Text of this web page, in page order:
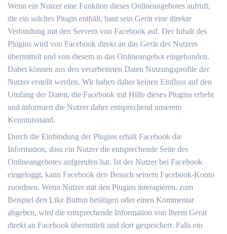
Wenn ein Nutzer eine Funktion dieses Onlineangebotes aufruft,
die ein solches Plugin enthält, baut sein Gerät eine direkte
Verbindung mit den Servern von Facebook auf. Der Inhalt des
Plugins wird von Facebook direkt an das Gerät des Nutzers
übermittelt und von diesem in das Onlineangebot eingebunden.
Dabei können aus den verarbeiteten Daten Nutzungsprofile der
Nutzer erstellt werden. Wir haben daher keinen Einfluss auf den
Umfang der Daten, die Facebook mit Hilfe dieses Plugins erhebt
und informiert die Nutzer daher entsprechend unserem
Kenntnisstand.
Durch die Einbindung der Plugins erhält Facebook die
Information, dass ein Nutzer die entsprechende Seite des
Onlineangebotes aufgerufen hat. Ist der Nutzer bei Facebook
eingeloggt, kann Facebook den Besuch seinem Facebook-Konto
zuordnen. Wenn Nutzer mit den Plugins interagieren, zum
Beispiel den Like Button betätigen oder einen Kommentar
abgeben, wird die entsprechende Information von Ihrem Gerät
direkt an Facebook übermittelt und dort gespeichert. Falls ein